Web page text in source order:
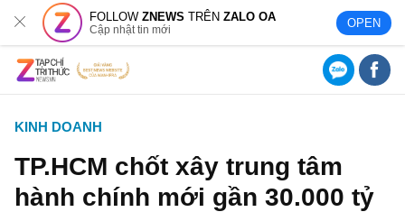
FOLLOWZNEWS TRÊNZALO OA
Cập nhật tin mới OPEN
KINH DOANH
TP.HCM chốt xây trung tâm
hành chính mới gần 30.000 tỷ